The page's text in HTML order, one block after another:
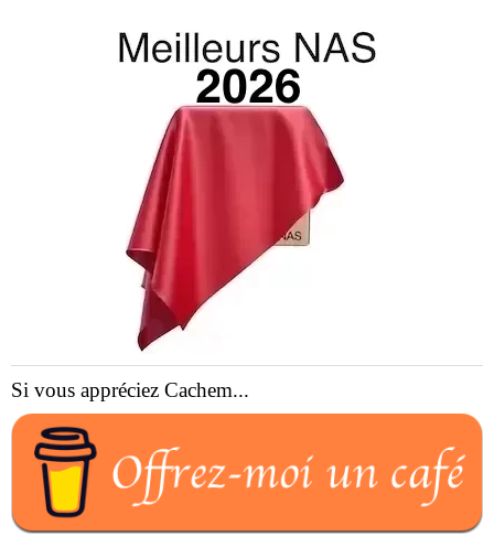
Si vous appréciez Cachem...